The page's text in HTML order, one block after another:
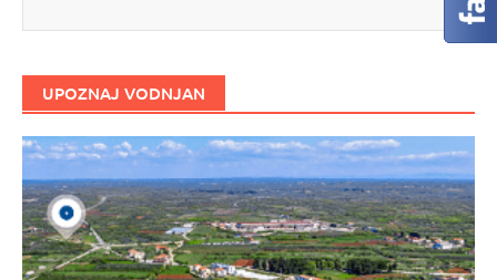
UPOZNAJ VODNJAN